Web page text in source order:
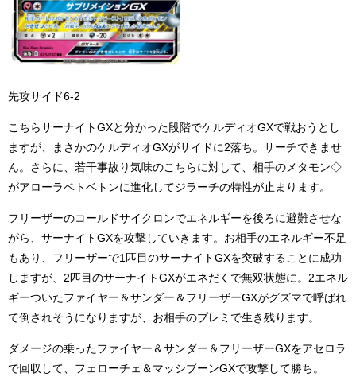
先攻サイド6-2
こちらサーナイトGXと分かった段階でケルディオGXで戦おうとし
ますが、まさかのケルディオGXがサイドに2落ち。サーチできませ
ん。さらに、若干事故り気味のこちらに対して、相手のメタモン◇
がアローラベトベトンに進化してジラーチの特性が止まります。
フリーザーのコールドサイクロンでエネルギーを後ろに避難させな
がら、サーナイトGXを攻撃していきます。お相手のエネルギー不足
もあり、フリーザーで1匹目のサーナイトGXを突破することに成功
しますが、2匹目のサーナイトGXがエネだくで無双状態に。2エネル
ギーついたファイヤー＆サンダー＆フリーザーGXがグズマで呼ばれ
て倒されそうになりますが、お相手のプレミで生き残ります。
ダメージの乗ったファイヤー＆サンダー＆フリーザーGXをアセロラ
で回収して、フェローチェ＆マッシブーンGXで攻撃して勝ち。